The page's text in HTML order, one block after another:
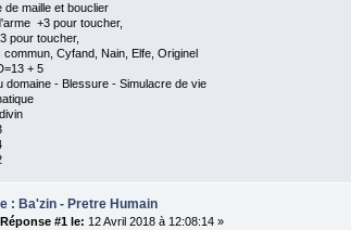
de maille et bouclier
+3 pour toucher,
pour toucher,
commun, Cyfand, Nain, Elfe, Originel
+ 5
domaine - Blessure - Simulacre de vie
: Ba'zin - Pretre Humain
Réponse #1 le: 12 Avril 2018 à 12:08:14 »